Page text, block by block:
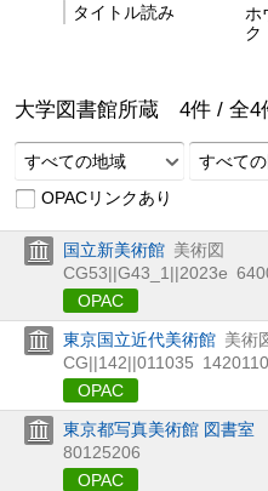
タイトル読み
ホ
ク
大学図書館所蔵 4件 / 全4
すべての地域
すべて
OPACリンクあり
国立新美術館 美術図
CG53||G43_1||2023e
OPAC
東京国立近代美術館 美術
CG||142||011035
OPAC
東京都写真美術館 図書室
80125206
OPAC